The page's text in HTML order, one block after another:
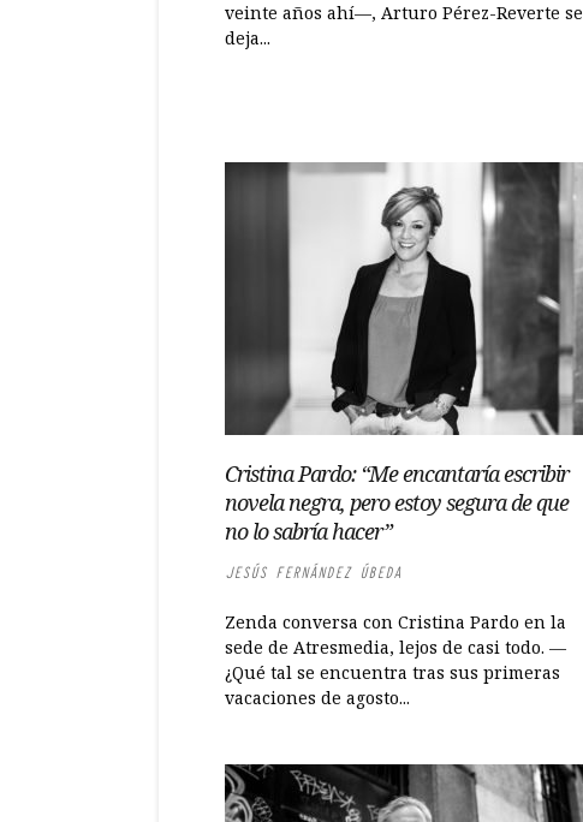
veinte años ahí—, Arturo Pérez-Reverte se
deja...
Cristina Pardo: “Me encantaría escribir
novela negra, pero estoy segura de que
no lo sabría hacer”
JESÚS FERNÁNDEZ ÚBEDA
Zenda conversa con Cristina Pardo en la
sede de Atresmedia, lejos de casi todo. —
¿Qué tal se encuentra tras sus primeras
vacaciones de agosto...